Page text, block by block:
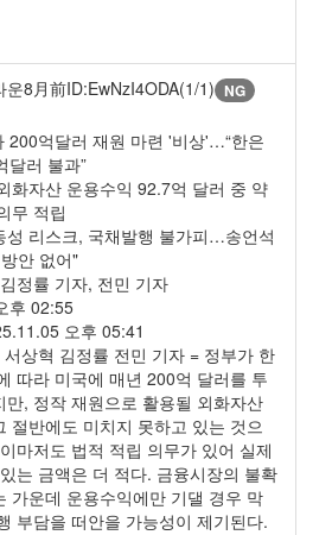
운8月前ID:EwNzI4ODA(1/1) NG
200억달러 재원 마련 '비상'…“한은
달러 불과”
화자산 운용수익 92.7억 달러 중 약
무 적립
성 리스크, 국채발행 불가피…송언석
안 없어"
정률 기자, 전민 기자
후 02:55
오후 05:41
상혁 김정률 전민 기자 = 정부가 한
따라 미국에 매년 200억 달러를 투
만, 정작 재원으로 활용될 외화자산
절반에도 미치지 못하고 있는 것으
마저도 법적 적립 의무가 있어 실제
는 금액은 더 적다. 금융시장의 불확
가운데 운용수익에만 기댈 경우 막
부담을 떠안을 가능성이 제기된다.